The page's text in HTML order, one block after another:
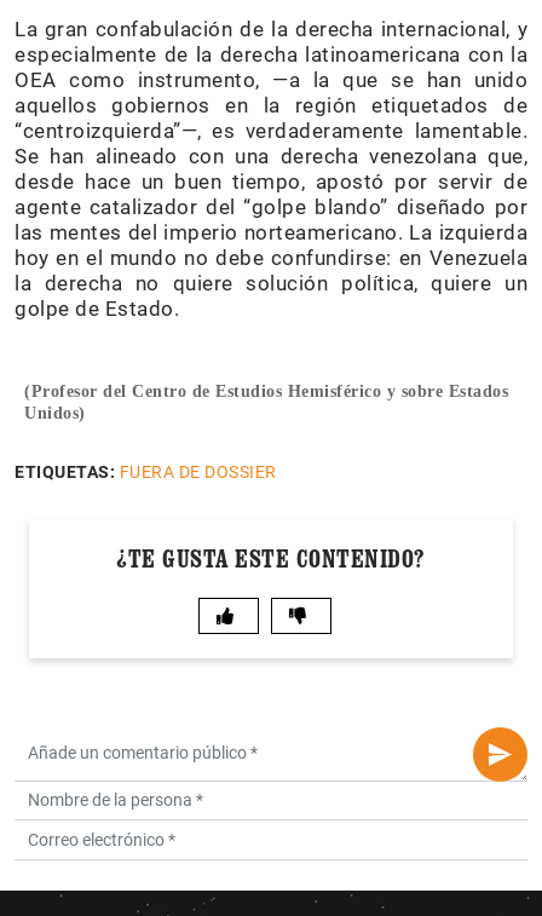
La gran confabulación de la derecha internacional, y
especialmente de la derecha latinoamericana con la
OEA como instrumento, —a la que se han unido
aquellos gobiernos en la región etiquetados de
“centroizquierda”—, es verdaderamente lamentable.
Se han alineado con una derecha venezolana que,
desde hace un buen tiempo, apostó por servir de
agente catalizador del “golpe blando” diseñado por
las mentes del imperio norteamericano. La izquierda
hoy en el mundo no debe confundirse: en Venezuela
la derecha no quiere solución política, quiere un
golpe de Estado.
(Profesor del Centro de Estudios Hemisférico y sobre Estados
Unidos)
ETIQUETAS: FUERA DE DOSSIER
¿TE GUSTA ESTE CONTENIDO?